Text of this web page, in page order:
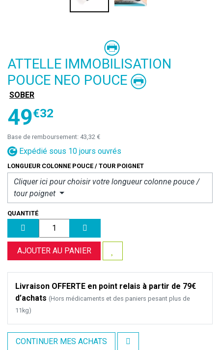
ATTELLE IMMOBILISATION
POUCE NEO POUCE
SOBER
49€32
Base de remboursement: 43,32 €
Expédié sous 10 jours ouvrés
LONGUEUR COLONNE POUCE / TOUR POIGNET
Cliquer ici pour choisir votre longueur colonne pouce /
tour poignet
QUANTITÉ
AJOUTER AU PANIER
Livraison OFFERTE en point relais à partir de 79€
d’achats (Hors médicaments et des paniers pesant plus de
11kg)
CONTINUER MES ACHATS